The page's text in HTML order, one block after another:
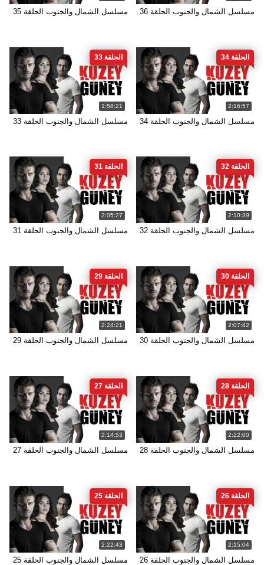
مسلسل الشمال والجنوب الحلقة 36 مسلسل الشمال والجنوب الحلقة 35
2:16:57
الحلقة 34
مسلسل الشمال والجنوب الحلقة 34
1:58:21
الحلقة 33
مسلسل الشمال والجنوب الحلقة 33
2:10:39
الحلقة 32
مسلسل الشمال والجنوب الحلقة 32
2:05:27
الحلقة 31
مسلسل الشمال والجنوب الحلقة 31
2:07:42
الحلقة 30
مسلسل الشمال والجنوب الحلقة 30
2:24:21
الحلقة 29
مسلسل الشمال والجنوب الحلقة 29
2:22:00
الحلقة 28
مسلسل الشمال والجنوب الحلقة 28
2:14:53
الحلقة 27
مسلسل الشمال والجنوب الحلقة 27
2:15:04
الحلقة 26
مسلسل الشمال والجنوب الحلقة 26
2:22:43
الحلقة 25
مسلسل الشمال والجنوب الحلقة 25